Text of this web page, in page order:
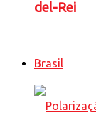
del-Rei
Brasil